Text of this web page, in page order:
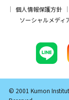
個人情報保護方針
ソーシャルメディ
© 2001 Kumon